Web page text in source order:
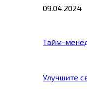
09.04.2024
Тайм-
Улучшите